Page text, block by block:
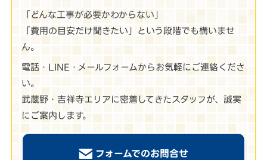
「どんな工事が必要かわからない」
「費用の目安だけ聞きたい」という段階でも構いませ
ん。
電話・LINE・メールフォームからお気軽にご連絡くださ
い。
武蔵野・吉祥寺エリアに密着してきたスタッフが、誠実
にご案内します。
フォームでのお問合せ